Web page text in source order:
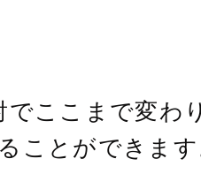
ここまで変わ
ことができます